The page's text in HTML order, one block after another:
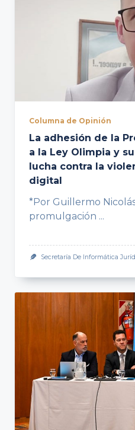
Columna de Opinión
La adhesión de la
a la Ley Olimpia y
lucha contra la
digital
*Por Guillermo
promulgación ...
Secretaría De Informática